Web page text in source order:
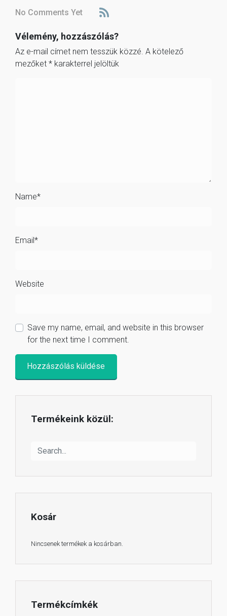
No Comments Yet
Vélemény, hozzászólás?
Az e-mail címet nem tesszük közzé. A kötelező
mezőket * karakterrel jelöltük
Name*
Email*
Website
Save my name, email, and website in this browser
for the next time I comment.
Termékeink közül:
Kosár
Nincsenek termékek a kosárban.
Termékcímkék